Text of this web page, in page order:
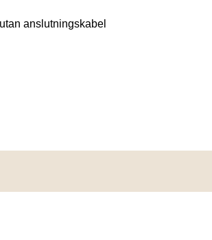
anslutningskabel